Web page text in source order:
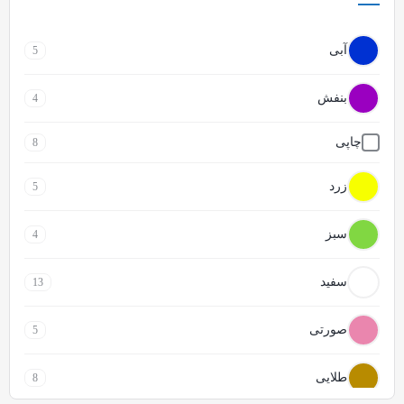
آبی 5
بنفش 4
چاپی 8
زرد 5
سبز 4
سفید 13
صورتی 5
طلایی 8